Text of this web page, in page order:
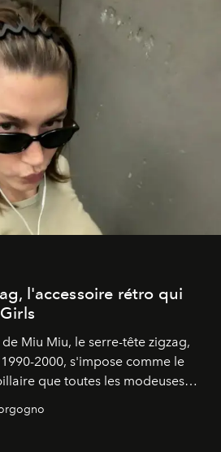
l'accessoire rétro qui
Miu Miu, le serre-tête zigzag,
2000, s'impose comme le
que toutes les modeuses